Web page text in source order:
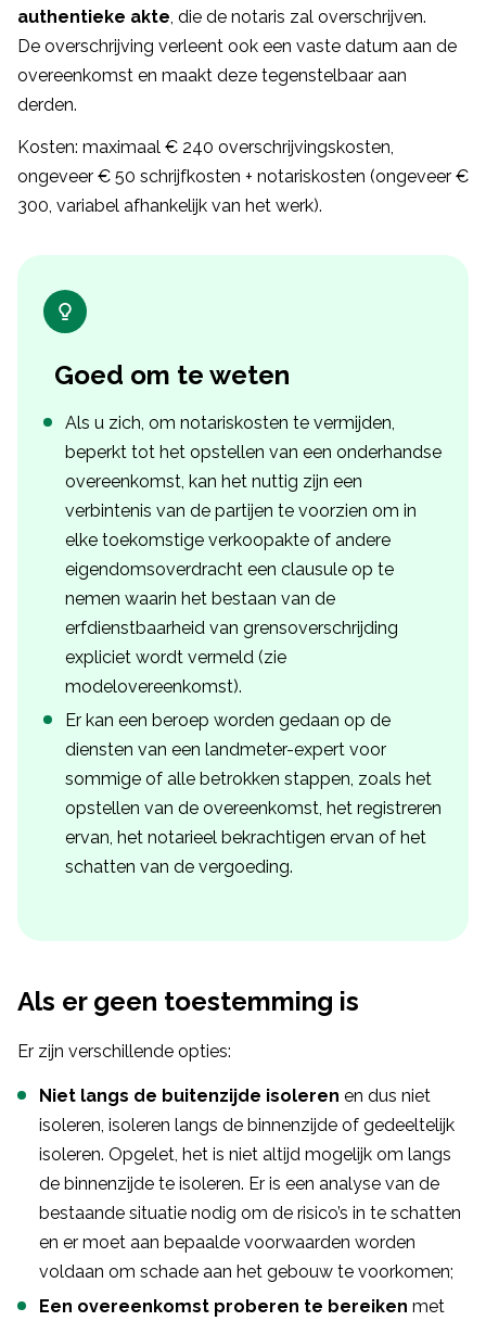
authentieke akte, die de notaris zal overschrijven.
De overschrijving verleent ook een vaste datum aan de
overeenkomst en maakt deze tegenstelbaar aan
derden.
Kosten: maximaal € 240 overschrijvingskosten,
ongeveer € 50 schrijfkosten + notariskosten (ongeveer €
300, variabel afhankelijk van het werk).
Goed om te weten
Als u zich, om notariskosten te vermijden,
beperkt tot het opstellen van een onderhandse
overeenkomst, kan het nuttig zijn een
verbintenis van de partijen te voorzien om in
elke toekomstige verkoopakte of andere
eigendomsoverdracht een clausule op te
nemen waarin het bestaan van de
erfdienstbaarheid van grensoverschrijding
expliciet wordt vermeld (zie
modelovereenkomst).
Er kan een beroep worden gedaan op de
diensten van een landmeter-expert voor
sommige of alle betrokken stappen, zoals het
opstellen van de overeenkomst, het registreren
ervan, het notarieel bekrachtigen ervan of het
schatten van de vergoeding.
Als er geen toestemming is
Er zijn verschillende opties:
Niet langs de buitenzijde isoleren en dus niet
isoleren, isoleren langs de binnenzijde of gedeeltelijk
isoleren. Opgelet, het is niet altijd mogelijk om langs
de binnenzijde te isoleren. Er is een analyse van de
bestaande situatie nodig om de risico’s in te schatten
en er moet aan bepaalde voorwaarden worden
voldaan om schade aan het gebouw te voorkomen;
Een overeenkomst proberen te bereiken met